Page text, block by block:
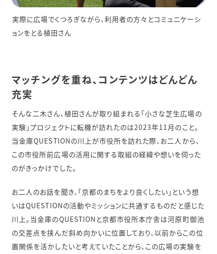
実際に広場でくつろぎながら、利用者の方々とコミュニケーシ
ョンをとる植田さん
マッチングを重ね、コンテンツはどんどん
充実
そんな二木さん、植田さんが取り組まれる「小さな芝生広場の
実験」プロジェクトに転機が訪れたのは2023年11月のこと。
当金庫QUESTIONの川上が市役所を訪れた際、お二人から、
この市役所前広場の活用に関する取組の経緯や想いを伺った
のがきっかけでした。
お二人のお話を聞き、「京都のまちをより良くしたい」という想
いはQUESTIONの活動やミッションに共通するものだと感じた
川上。当金庫のQUESTIONと京都市役所本庁舎は河原町御池
の交差点を挟んだ斜め向かいに位置しており、以前からこの位
置関係を活かしたいと考えていたことから、この広場の実験を